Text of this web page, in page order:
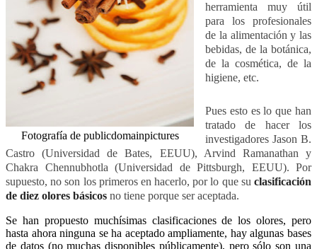
Fotografía de publicdomainpictures
herramienta muy útil
para los profesionales
de la alimentación y las
bebidas, de la botánica,
de la cosmética, de la
higiene, etc.
Pues esto es lo que han
tratado de hacer los
investigadores Jason B.
Castro (Universidad de Bates, EEUU), Arvind Ramanathan y
Chakra Chennubhotla (Universidad de Pittsburgh, EEUU). Por
supuesto, no son los primeros en hacerlo, por lo que su clasificación
de diez olores básicos no tiene porque ser aceptada.
Se han propuesto muchísimas clasificaciones de los olores, pero
hasta ahora ninguna se ha aceptado ampliamente, hay algunas bases
de datos (no muchas disponibles públicamente), pero sólo son una